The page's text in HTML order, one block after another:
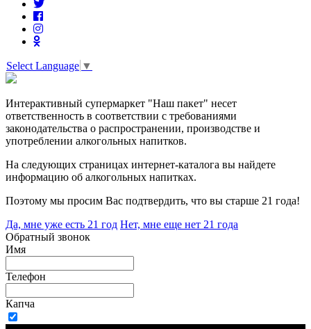
Select Language ▼
Интерактивный супермаркет "Наш пакет" несет
ответственность в соответствии с требованиями
законодательства о распространении, производстве и
употреблении алкогольных напитков.
На следующих страницах интернет-каталога вы найдете
информацию об алкогольных напитках.
Поэтому мы просим Вас подтвердить, что вы старше 21 года!
Да, мне уже есть 21 год Нет, мне еще нет 21 года
Обратный звонок
Имя
Телефон
Капча